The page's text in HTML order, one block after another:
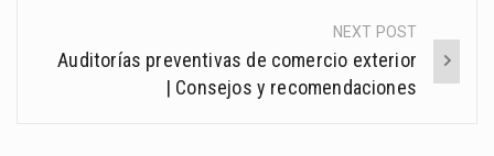
NEXT POST
Auditorías preventivas de comercio exterior
| Consejos y recomendaciones